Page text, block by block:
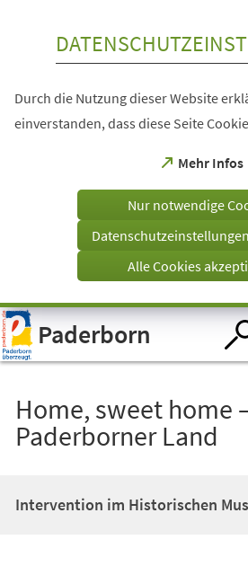
Visuelle
Assistenzsoftware
öffnen.
Durch die Nutzung dieser Website
einverstanden, dass diese Seite
Mehr Infos
(Öffnet
einem
Tab)
Nur notwendige
Alle Cookies
Paderborn
Home, sweet home
Paderborner Land
Intervention im Historischen